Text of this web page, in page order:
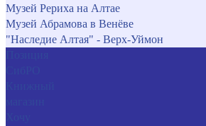
Музей Рериха на Алтае
Музей Абрамова в Венёве
"Наследие Алтая" - Верх-Уймон